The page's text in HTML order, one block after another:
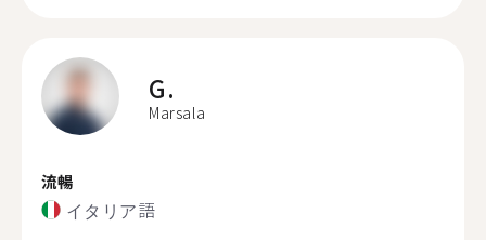
G.
Marsala
流暢
イタリア語